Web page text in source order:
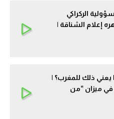
الركراكي
إعلام الشناقة |
يعني ذلك للمغرب؟ |
في ميزان “من